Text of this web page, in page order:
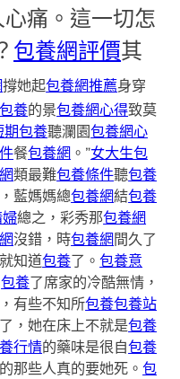
心痛。這一切怎
包養網評價其
撐她起包養網推薦身穿
包養的景包養網心得致莫
期包養聽瀾園包養網心
餐包養網 。”女大生包
類最難包養條件聽包養
藍媽媽總包養網結包養
總之，彩秀那包養網
沒錯，時包養網間久了
就知道包養了。包養意
包養了席家的冷酷無情，
，有些不知所包養包養站
，她在床上不就是包養
行情的藥味是很自包養
那些人真的要她死。包